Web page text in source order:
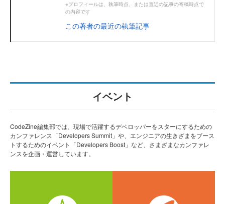
※プロフィールは、執筆時点、または直近の記事の寄稿時点で
の内容です
この著者の最近の執筆記事
イベント
CodeZine編集部では、現場で活躍するデベロッパーをスターにするための
カンファレンス「Developers Summit」や、エンジニアの生きざまをブース
トするためのイベント「Developers Boost」など、さまざまなカンファレ
ンスを企画・運営しています。